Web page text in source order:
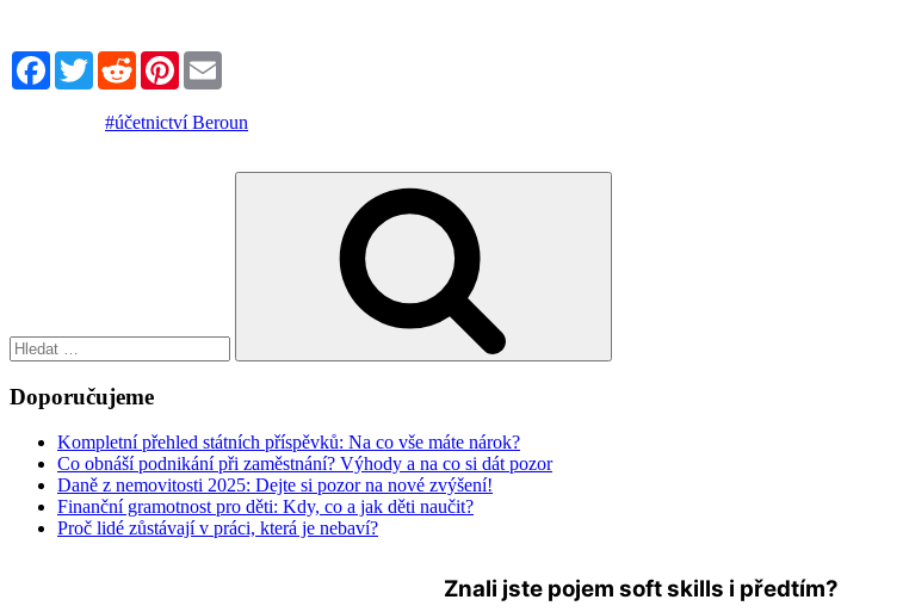
FacebookTwitterRedditPinterest
#účetnictví Beroun
Doporučujeme
Kompletní přehled státních příspěvků: Na co vše máte nárok?
Co obnáší podnikání při zaměstnání? Výhody a na co si dát pozor
Daně z nemovitosti 2025: Dejte si pozor na nové zvýšení!
Finanční gramotnost pro děti: Kdy, co a jak děti naučit?
Proč lidé zůstávají v práci, která je nebaví?
Znali jste pojem soft skills i předtím?